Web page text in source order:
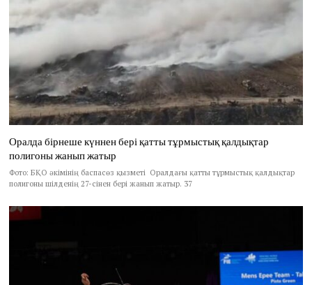
Оралда бірнеше күннен бері қатты тұрмыстық қалдықтар
полигоны жанып жатыр
Фото: БҚО әкімінің баспасөз қызметі Оралдағы қатты тұрмыстық қалдықтар
полигоны шілденің 27-сінен бері жанып жатыр. 37